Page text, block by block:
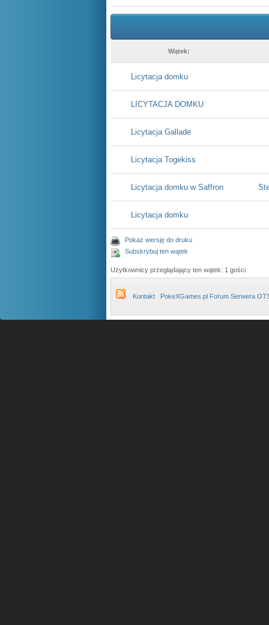
Wątek:
Licytacja domku
LICYTACJA DOMKU
Licytacja Gallade
Licytacja Togekiss
Licytacja domku w Saffron
Licytacja domku
Pokaż wersję do druku
Subskrybuj ten wątek
Użytkownicy przeglądający ten wątek: 1 gości
Kontakt PokeXGames.pl Forum Serwera